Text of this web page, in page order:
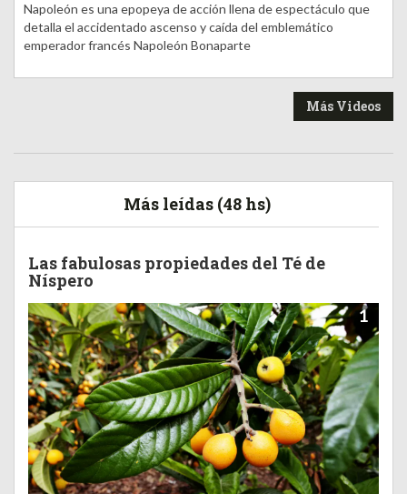
Napoleón es una epopeya de acción llena de espectáculo que
detalla el accidentado ascenso y caída del emblemático
emperador francés Napoleón Bonaparte
Más Videos
Más leídas (48 hs)
Las fabulosas propiedades del Té de
Níspero
1